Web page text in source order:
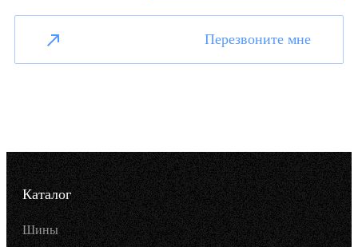
Перезвоните мне
Каталог
Шины